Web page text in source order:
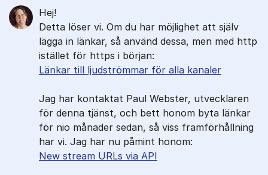
Hej!
Detta löser vi. Om du har möjlighet att själv
lägga in länkar, så använd dessa, men med http
istället för https i början:
Länkar till ljudströmmar för alla kanaler
Jag har kontaktat Paul Webster, utvecklaren
för denna tjänst, och bett honom byta länkar
för nio månader sedan, så viss framförhållning
har vi. Jag har nu påmint honom:
New stream URLs via API